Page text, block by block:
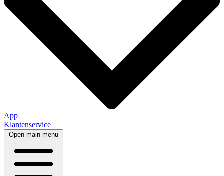
App
Klantenservice
Open main menu